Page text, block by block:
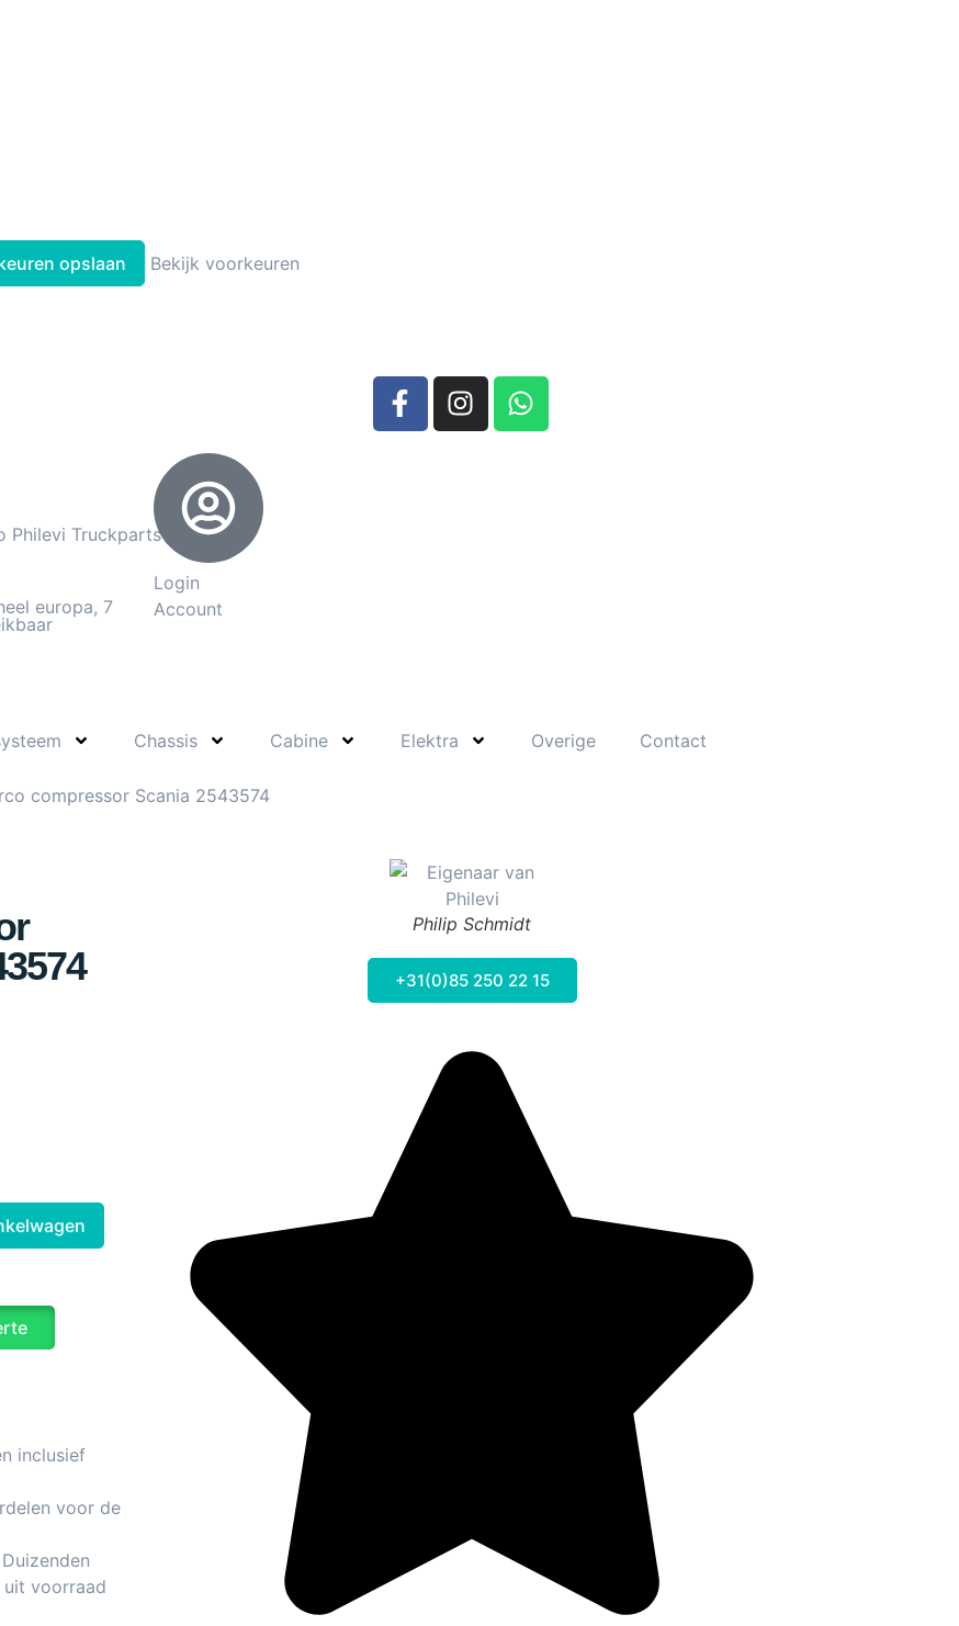
opslaan Bekijk voorkeuren
europa, 7
Login
Account
Chassis Cabine Elektra Overige Contact
compressor Scania 2543574
inclusief
voor de
voorraad
Philip Schmidt
+31(0)85 250 22 15